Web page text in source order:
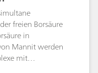
freien Borsäure
in
Mannit werden
mit